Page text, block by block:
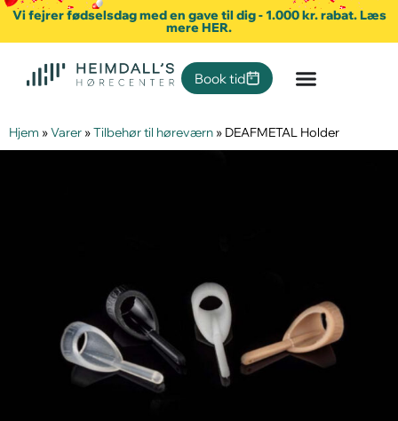
Vi fejrer fødselsdag med en gave til dig - 1.000 kr. rabat. Læs
mere HER.
Book tid
Hjem »Varer »Tilbehør til høreværn » DEAFMETAL Holder